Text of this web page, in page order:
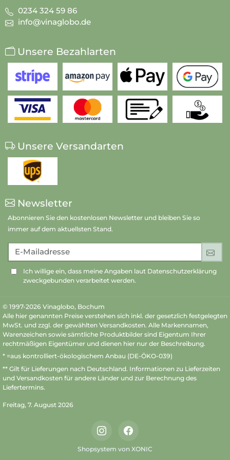
0234 324 59 86
info@vinaglobo.de
Unsere Bezahlarten
Unsere Versandarten
Newsletter
Abonnieren Sie den kostenlosen Newsletter und bleiben Sie so
immer auf dem aktuellsten Stand.
E-Mailadresse
Ich willige ein, dass meine Angaben laut Datenschutzerklärung
zweckgebunden verarbeitet werden.
© 1997-2026 Vinaglobo, Bochum
Alle hier genannten Preise verstehen sich inkl. der gesetzlich festgelegten
MwSt. und zzgl. der gewählten Versandkosten. Alle Markennamen,
Warenzeichen sowie sämtliche Produktbilder sind Eigentum Ihrer
rechtmäßigen Eigentümer und dienen hier nur der Beschreibung.
* =aus kontrolliert-ökologischem Anbau (DE-ÖKO-039)
** Gilt für Lieferungen nach Deutschland. Informationen zu Lieferzeiten
und Versandkosten für andere Länder und zur Berechnung des
Liefertermins.
Freitag, 7. August 2026
InstagramFacebook
Shopsystem von XONIC